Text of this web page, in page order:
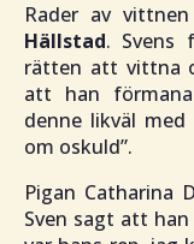
Rader av
Hällstad. Svens
rätten att vittna
att han
denne likväl
om oskuld”.
Pigan Catharina
Sven sagt att